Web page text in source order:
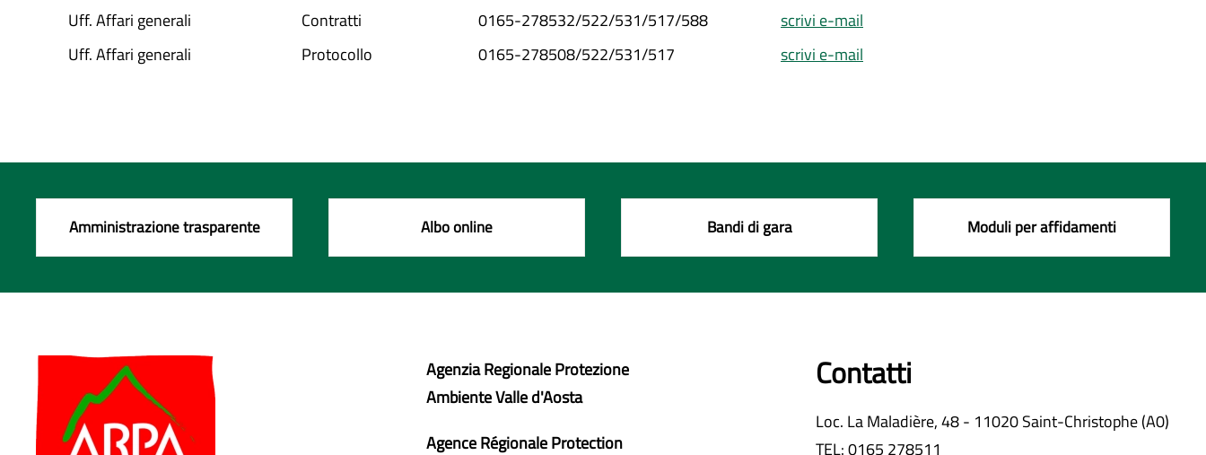
Uff. Affari generali
Contratti 0165-278532/522/531/517/588
scrivi e-mail
Uff. Affari generali
Protocollo 0165-278508/522/531/517 scrivi e-mail
Amministrazione trasparente Albo online Bandi di gara Moduli per affidamenti
Agenzia Regionale Protezione
Ambiente Valle d'Aosta
Agence Régionale Protection
Contatti
Loc. La Maladière, 48 - 11020 Saint-Christophe (A0)
TEL: 0165 278511